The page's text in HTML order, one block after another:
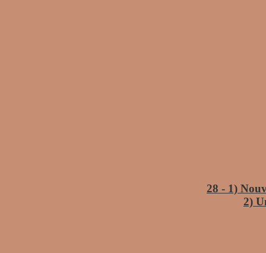
28 - 1) N
2)